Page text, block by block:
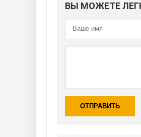
ВЫ МОЖЕТЕ
ОТПРАВИТЬ